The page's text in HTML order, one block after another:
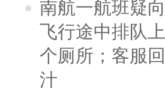
南航一航班疑
飞行途中排队
个厕所；客服
汁